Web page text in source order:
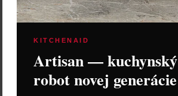
Vložiť do košíka
KITCHENAID
Artisan — kuchynský
robot novej generácie